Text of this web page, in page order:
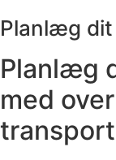
Planlæg dit
Planlæg
med
transport